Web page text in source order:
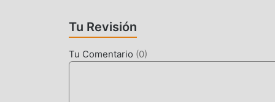
El juego tradicional de action requiere que los
riqueza/habilidad/habilidades en el juego, que
tiempo, el proceso de acumulación será
Tu Revisión
Tu Comentario (0)